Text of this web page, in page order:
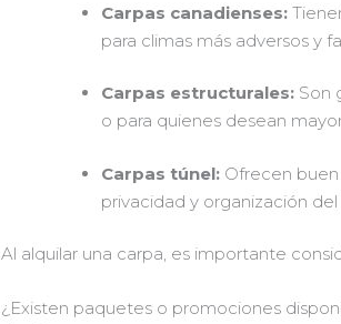
Carpas canadienses:
para climas más adversos y
Carpas estructurales: Son
o para quienes desean
Carpas túnel: Ofrecen
privacidad y organización del
Al alquilar una carpa, es importante
¿Existen paquetes o promociones